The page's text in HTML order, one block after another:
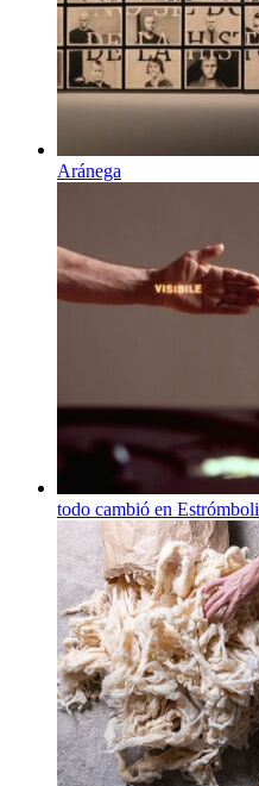
Aránega
todo cambió en Estrómboli